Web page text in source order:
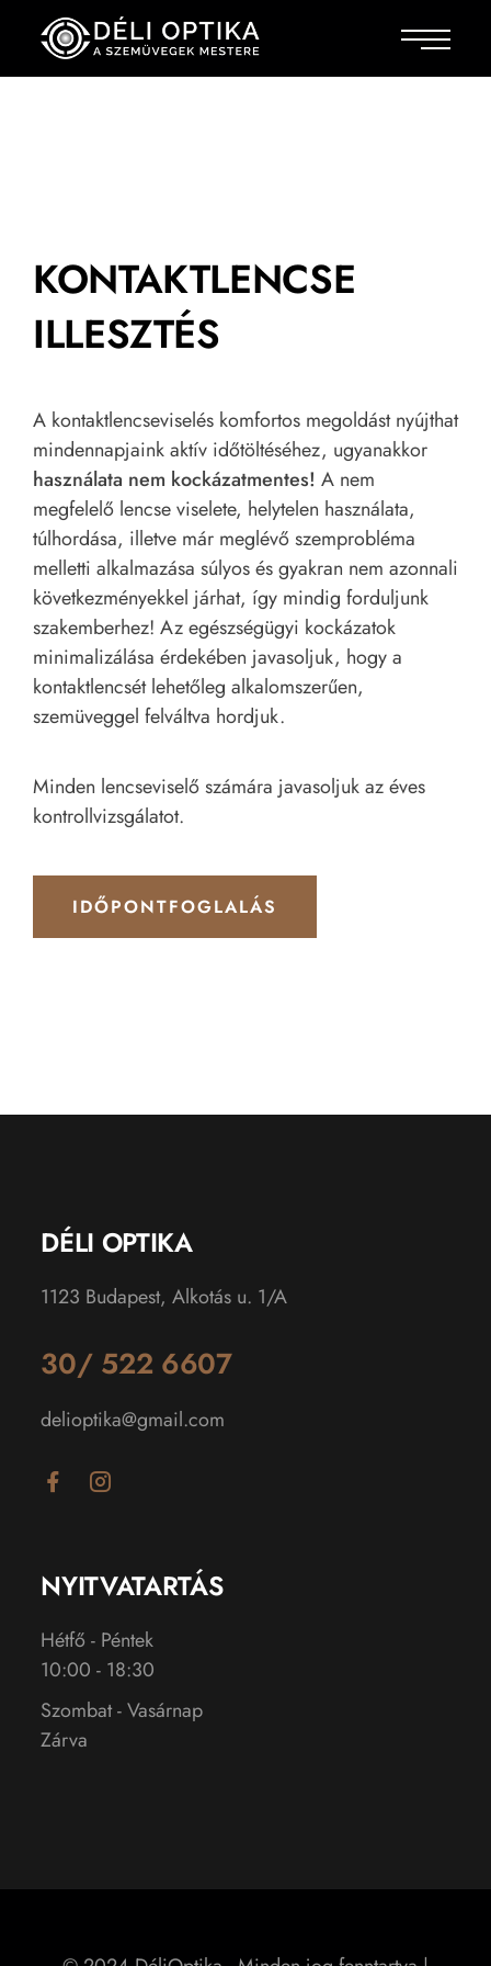
KONTAKTLENCSE
ILLESZTÉS
A kontaktlencseviselés komfortos megoldást nyújthat
mindennapjaink aktív időtöltéséhez, ugyanakkor
használata nem kockázatmentes! A nem
megfelelő lencse viselete, helytelen használata,
túlhordása, illetve már meglévő szemprobléma
melletti alkalmazása súlyos és gyakran nem azonnali
következményekkel járhat, így mindig forduljunk
szakemberhez! Az egészségügyi kockázatok
minimalizálása érdekében javasoljuk, hogy a
kontaktlencsét lehetőleg alkalomszerűen,
szemüveggel felváltva hordjuk.
Minden lencseviselő számára javasoljuk az éves
kontrollvizsgálatot.
IDŐPONTFOGLALÁS
DÉLI OPTIKA
1123 Budapest, Alkotás u. 1/A
30/ 522 6607
delioptika@gmail.com
NYITVATARTÁS
Hétfő - Péntek
10:00 - 18:30
Szombat - Vasárnap
Zárva